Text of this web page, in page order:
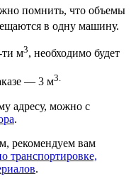
помнить, что объемы
в одну машину.
ти м3, необходимо будет
— 3 м3.
адресу, можно с
.
рекомендуем вам
транспортировке,
.